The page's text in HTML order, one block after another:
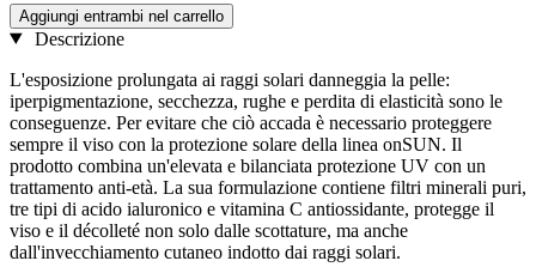
Aggiungi entrambi nel carrello
Descrizione
L'esposizione prolungata ai raggi solari danneggia la pelle:
iperpigmentazione, secchezza, rughe e perdita di elasticità sono le
conseguenze. Per evitare che ciò accada è necessario proteggere
sempre il viso con la protezione solare della linea onSUN. Il
prodotto combina un'elevata e bilanciata protezione UV con un
trattamento anti-età. La sua formulazione contiene filtri minerali puri,
tre tipi di acido ialuronico e vitamina C antiossidante, protegge il
viso e il décolleté non solo dalle scottature, ma anche
dall'invecchiamento cutaneo indotto dai raggi solari.